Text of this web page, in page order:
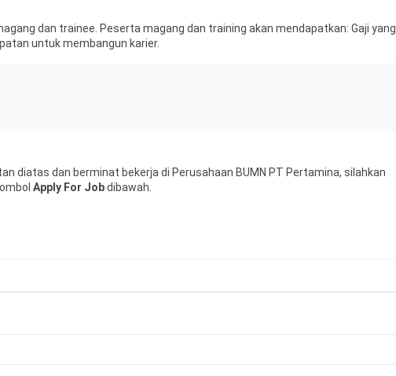
dan trainee. Peserta magang dan training akan mendapatkan: Gaji yang
untuk membangun karier.
diatas dan berminat bekerja di Perusahaan BUMN PT Pertamina, silahkan
Apply For Jobdibawah.